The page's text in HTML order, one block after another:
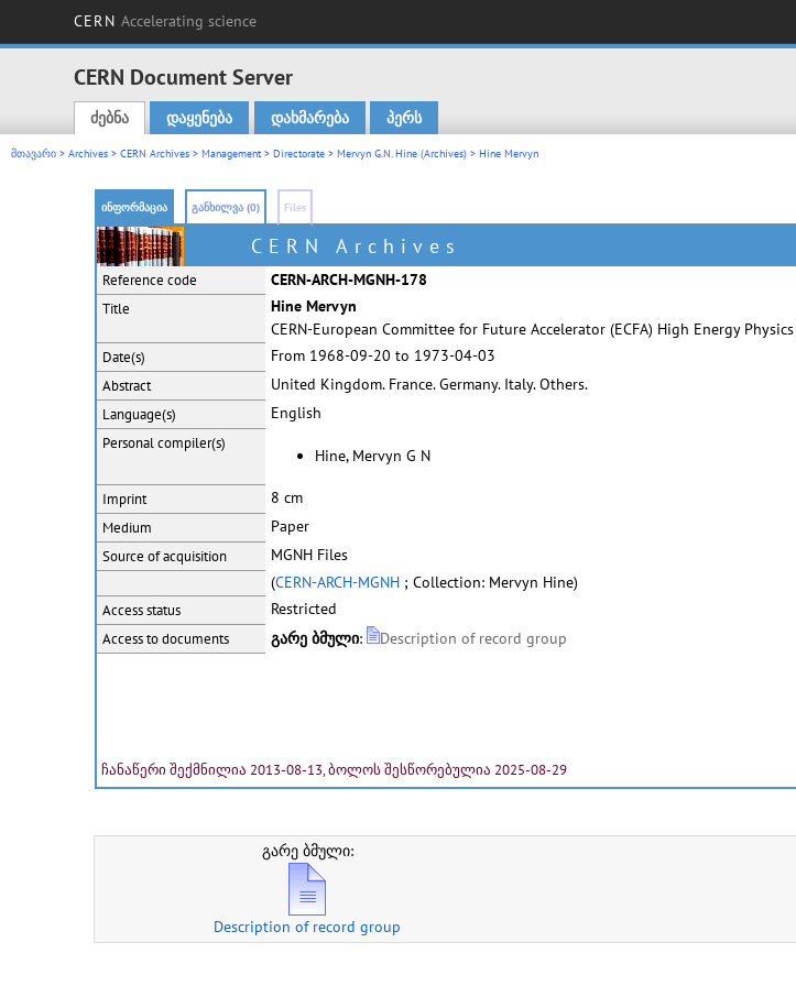
CERN Accelerating science
CERN Document Server
Main menu
ძებნა დაყენება დახმარება პერს
მთავარი > Archives > CERN Archives > Management> Directorate > Mervyn G.N. Hine (Archives) > Hine Mervyn
ინფორმაცია განხილვა (0) Files
CERN Archives
Reference code CERN-ARCH-MGNH-178
Title
Hine Mervyn
CERN-European Committee for Future Accelerator (ECFA) High Energy
Date(s) From 1968-09-20 to 1973-04-03
Abstract United Kingdom. France. Germany. Italy. Others.
Language(s) English
Personalcompiler(s)
Hine, Mervyn G N
Imprint 8 cm
Medium Paper
Source of acquisition
MGNH Files
(CERN-ARCH-MGNH; Collection: Mervyn Hine)
Access status Restricted
Access to documents გარე ბმული: Description of record group
ჩანაწერი შექმნილია 2013-08-13, ბოლოს შესწორებულია 2025-08-29
გარე ბმული:
Description of record group